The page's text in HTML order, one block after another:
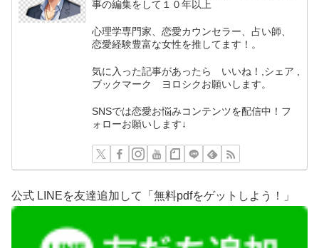
事の編集をして１０年以上
心理学専門家、恋愛カウンセラー、占い師、
恋愛経験豊富な女性を推してます！。
気に入った記事があったら いいね！,シェア ,
ブックマーク ヨロシクお願いします。
SNSでは恋愛お悩みコンテンツを配信中！フ
ォローお願いします↓
公式 LINEを友達追加して「無料pdfをゲットしよう！」